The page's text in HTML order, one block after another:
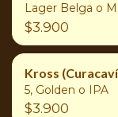
Lager Belga o
$3.900
Kross
5, Golden o IPA
$3.900